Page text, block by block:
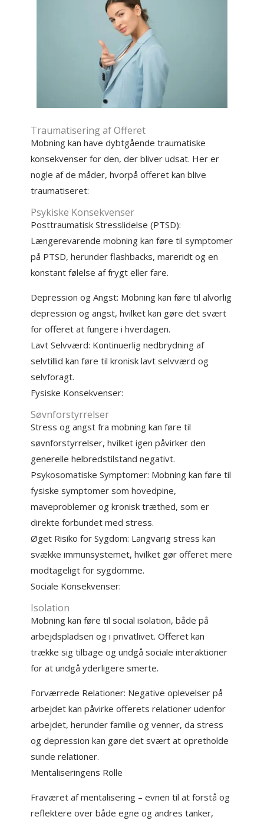
Traumatisering af Offeret
Mobning kan have dybtgående traumatiske
konsekvenser for den, der bliver udsat. Her er
nogle af de måder, hvorpå offeret kan blive
traumatiseret:
Psykiske Konsekvenser
Posttraumatisk Stresslidelse (PTSD):
Længerevarende mobning kan føre til symptomer
på PTSD, herunder flashbacks, mareridt og en
konstant følelse af frygt eller fare.
Depression og Angst: Mobning kan føre til alvorlig
depression og angst, hvilket kan gøre det svært
for offeret at fungere i hverdagen.
Lavt Selvværd: Kontinuerlig nedbrydning af
selvtillid kan føre til kronisk lavt selvværd og
selvforagt.
Fysiske Konsekvenser:
Søvnforstyrrelser
Stress og angst fra mobning kan føre til
søvnforstyrrelser, hvilket igen påvirker den
generelle helbredstilstand negativt.
Psykosomatiske Symptomer: Mobning kan føre til
fysiske symptomer som hovedpine,
maveproblemer og kronisk træthed, som er
direkte forbundet med stress.
Øget Risiko for Sygdom: Langvarig stress kan
svække immunsystemet, hvilket gør offeret mere
modtageligt for sygdomme.
Sociale Konsekvenser:
Isolation
Mobning kan føre til social isolation, både på
arbejdspladsen og i privatlivet. Offeret kan
trække sig tilbage og undgå sociale interaktioner
for at undgå yderligere smerte.
Forværrede Relationer: Negative oplevelser på
arbejdet kan påvirke offerets relationer udenfor
arbejdet, herunder familie og venner, da stress
og depression kan gøre det svært at opretholde
sunde relationer.
Mentaliseringens Rolle
Fraværet af mentalisering – evnen til at forstå og
reflektere over både egne og andres tanker,